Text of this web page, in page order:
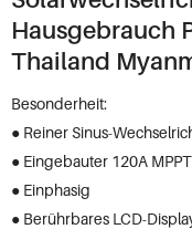
Hausgebrauch
Thailand
Besonderheit:
● Reiner Sinus-
● Eingebauter 120A
● Einphasig
● Berührbares LCD-